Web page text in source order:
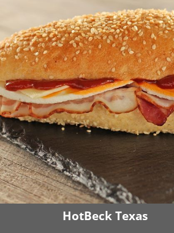
HotBeck Texas